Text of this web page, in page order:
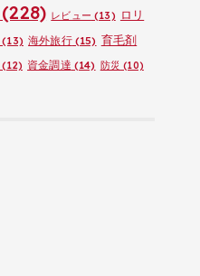
(228) レビュー (13) ロリ
(13) 海外旅行(15) 育毛剤
(12) 資金調達 (14) 防災 (10)